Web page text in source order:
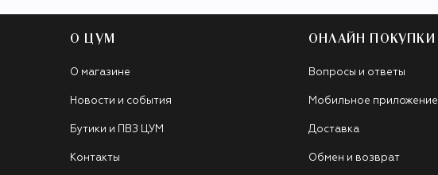
О ЦУМ
О магазине
Новости и события
Бутики и ПВЗ ЦУМ
Контакты
ОНЛАЙН ПОКУПКИ
Вопросы и ответы
Мобильное приложение
Доставка
Обмен и возврат